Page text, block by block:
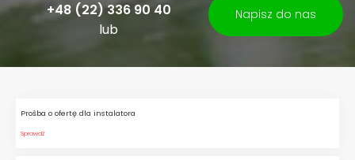
+48 (22) 336 90 40
lub
Napisz do nas
Prośba o ofertę dla instalatora
Sprawdź